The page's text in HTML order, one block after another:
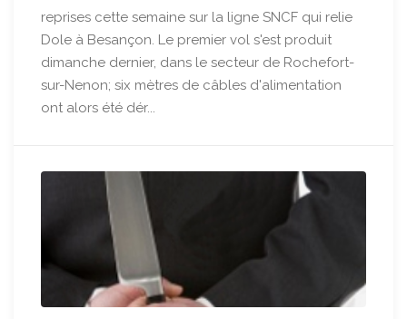
reprises cette semaine sur la ligne SNCF qui relie
Dole à Besançon. Le premier vol s'est produit
dimanche dernier, dans le secteur de Rochefort-
sur-Nenon; six mètres de câbles d'alimentation
ont alors été dér...